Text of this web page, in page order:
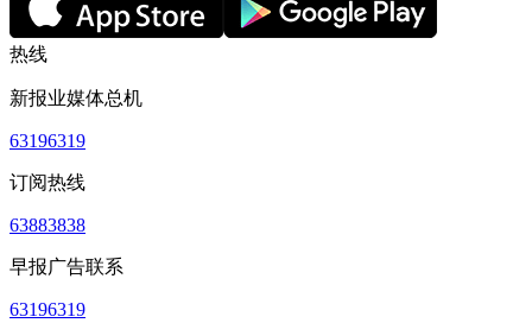
热线
新报业媒体总机
63196319
订阅热线
63883838
早报广告联系
63196319